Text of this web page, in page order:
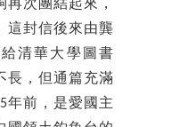
次團結起來，
這封信後來由龔
清華大學圖書
長，但通篇充滿
年前，是愛國主